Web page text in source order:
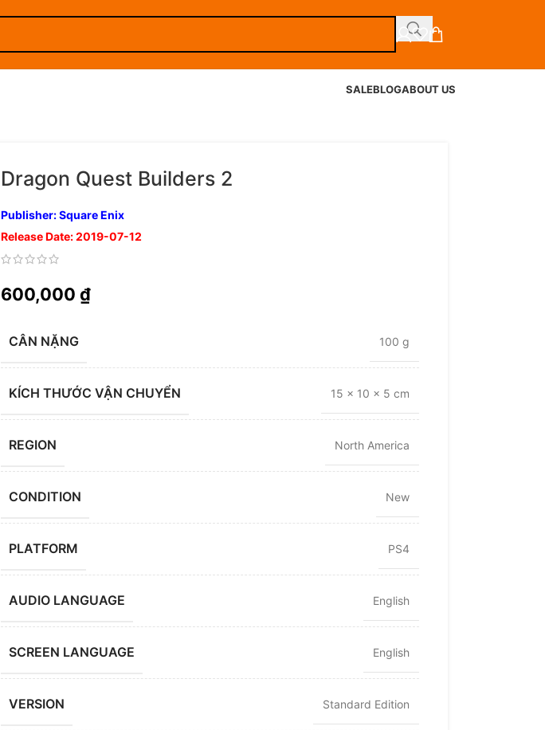
SALEBLOGABOUT US
Dragon Quest Builders 2
Publisher: Square Enix
Release Date: 2019-07-12
600,000 ₫
CÂN NẶNG 100 g
KÍCH THƯỚC VẬN CHUYỂN 15 × 10 × 5 cm
REGION North America
CONDITION New
PLATFORM PS4
AUDIO LANGUAGE English
SCREEN LANGUAGE English
VERSION Standard Edition